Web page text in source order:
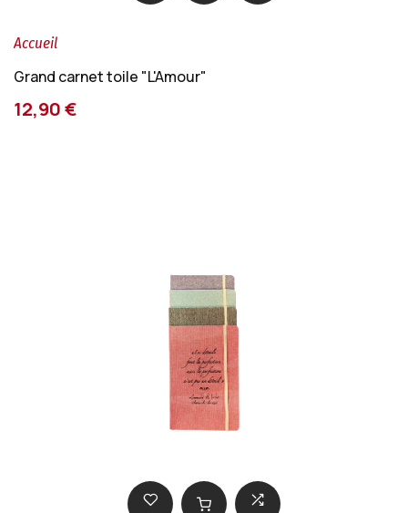
Accueil
Grand carnet toile "L'Amour"
12,90 €